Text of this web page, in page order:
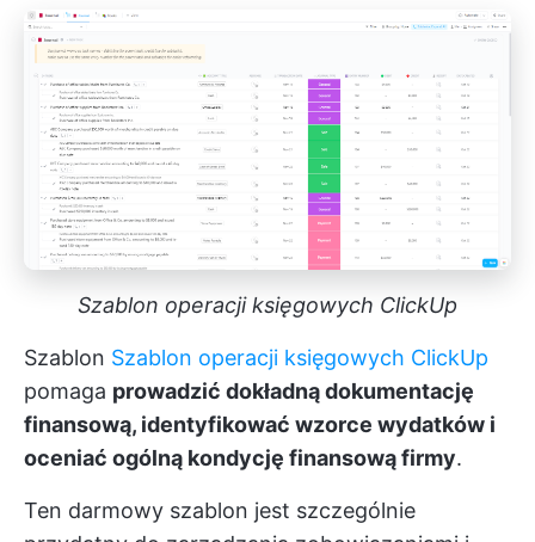
Szablon operacji księgowych ClickUp
Szablon Szablon operacji księgowych ClickUp
pomaga prowadzić dokładną dokumentację
finansową, identyfikować wzorce wydatków i
oceniać ogólną kondycję finansową firmy.
Ten darmowy szablon jest szczególnie